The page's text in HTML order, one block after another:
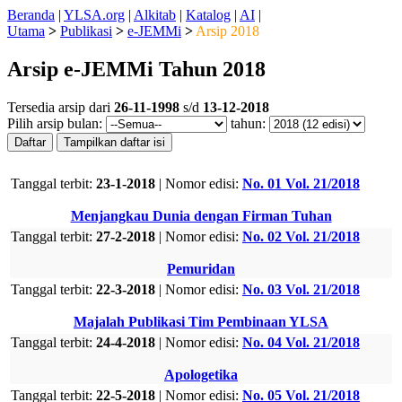
Beranda | YLSA.org | Alkitab | Katalog | AI |
Utama > Publikasi > e-JEMMi > Arsip 2018
Arsip e-JEMMi Tahun 2018
Tersedia arsip dari 26-11-1998 s/d 13-12-2018
Pilih arsip bulan:
tahun:
Tanggal terbit: 23-1-2018 | Nomor edisi: No. 01 Vol. 21/2018
Menjangkau Dunia dengan Firman Tuhan
Tanggal terbit: 27-2-2018 | Nomor edisi: No. 02 Vol. 21/2018
Pemuridan
Tanggal terbit: 22-3-2018 | Nomor edisi: No. 03 Vol. 21/2018
Majalah Publikasi Tim Pembinaan YLSA
Tanggal terbit: 24-4-2018 | Nomor edisi: No. 04 Vol. 21/2018
Apologetika
Tanggal terbit: 22-5-2018 | Nomor edisi: No. 05 Vol. 21/2018